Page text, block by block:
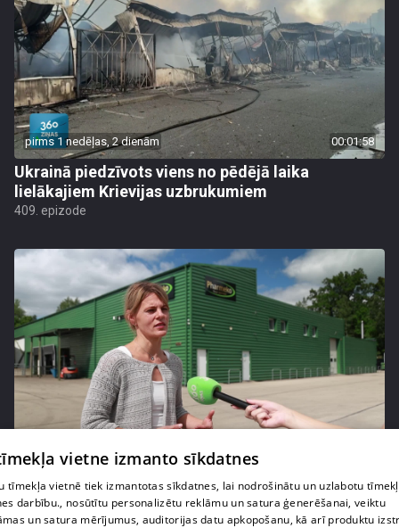
pirms 1 nedēļas, 2 dienām 00:01:58
Ukrainā piedzīvots viens no pēdējā laika
lielākajiem Krievijas uzbrukumiem
409. epizode
Melleņu zelta drudzis: kas nosaka iepirkuma
cenu?
409. epizode
vietne izmanto sīkdatnes
tīmekļa vietnē tiek izmantotas sīkdatnes, lai nodrošinātu un uzlabotu
darbību., nosūtītu personalizētu reklāmu un satura ģenerēšanai, veiktu
un satura mērījumus, auditorijas datu apkopošanu, kā arī produktu